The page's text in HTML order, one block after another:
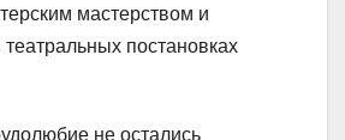
мастерством и
театральных постановках
не остались